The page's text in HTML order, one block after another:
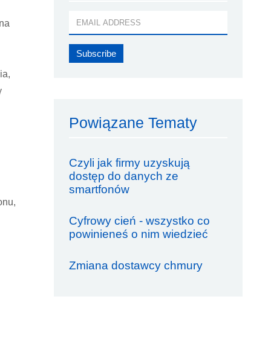
Powiązane Tematy
Czyli jak firmy uzyskują
dostęp do danych ze
smartfonów
Cyfrowy cień - wszystko co
powinieneś o nim wiedzieć
Zmiana dostawcy chmury